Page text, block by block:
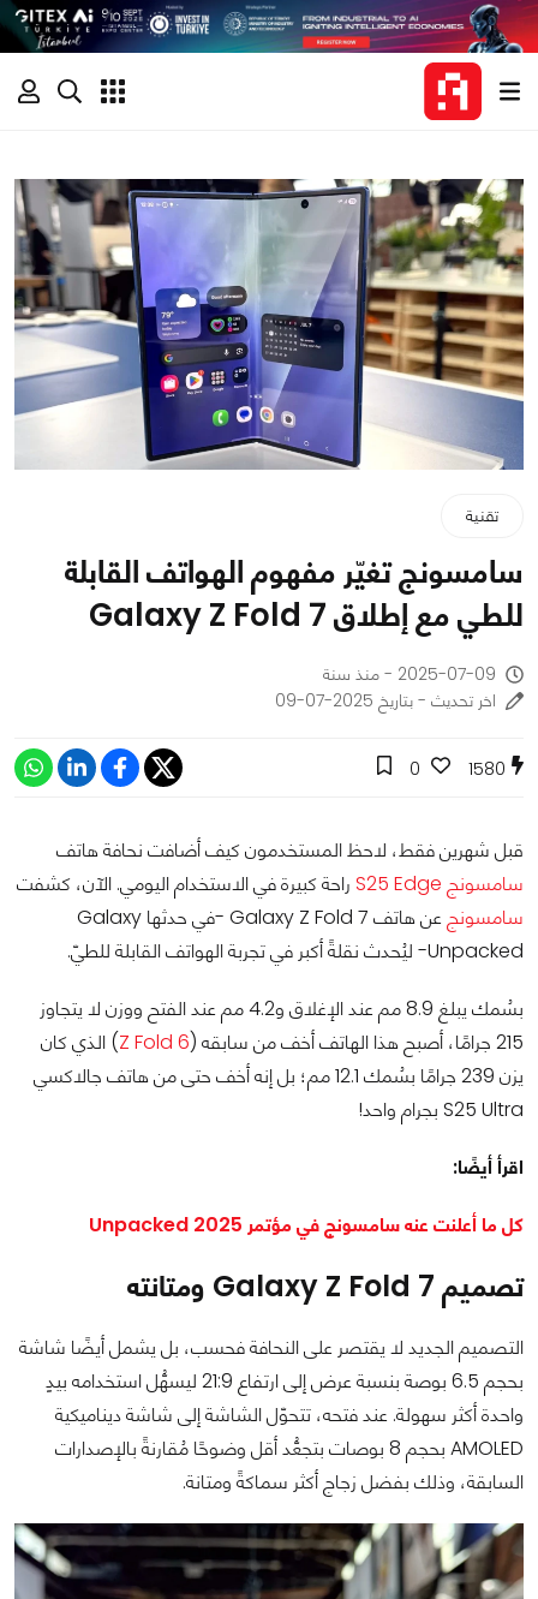
تقنية
سامسونج تغيّر مفهوم الهواتف القابلة
للطي مع إطلاق Galaxy Z Fold 7
2025-07-09 - منذ سنة
اخر تحديث - بتاريخ 2025-07-09
1580
0
قبل شهرين فقط، لاحظ المستخدمون كيف أضافت نحافة هاتف
سامسونج S25 Edge
راحة كبيرة في الاستخدام اليومي. الآن، كشفت
سامسونج
عن هاتف Galaxy Z Fold 7 -في حدثها Galaxy
Unpacked- ليُحدث نقلةً أكبر في تجربة الهواتف القابلة للطيّ.
بسُمك يبلغ 8.9 مم عند الإغلاق و4.2 مم عند الفتح ووزن لا يتجاوز
215 جرامًا، أصبح هذا الهاتف أخف من سابقه (
Z Fold 6) الذي كان
يزن 239 جرامًا بسُمك 12.1 مم؛ بل إنه أخف حتى من هاتف جالاكسي
S25 Ultra بجرام واحد!
اقرأ أيضًا:
كل ما أعلنت عنه سامسونج في مؤتمر Unpacked 2025
تصميم Galaxy Z Fold 7 ومتانته
التصميم الجديد لا يقتصر على النحافة فحسب، بل يشمل أيضًا شاشة
بحجم 6.5 بوصة بنسبة عرض إلى ارتفاع 21:9 ليسهُّل استخدامه بيدٍ
واحدة أكثر سهولة. عند فتحه، تتحوّل الشاشة إلى شاشة ديناميكية
AMOLED بحجم 8 بوصات بتجعُّد أقل وضوحًا مُقارنةً بالإصدارات
السابقة، وذلك بفضل زجاج أكثر سماكةً ومتانة.